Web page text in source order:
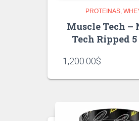
PROTEINAS
Muscle Tech –
Tech Ripped 5
1,200.00$